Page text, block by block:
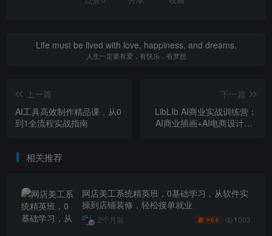
Life must be lived with love, happiness, and dreams.
人生一定要有爱，有快乐，有梦想
上一篇
AI工具高效制作精品课，从0
到1全流程实战指南
下一篇
LibLIb AI商业实战训练营：
AI商业插画+AI电商设计+AI
相关推荐
网店美工系统精英班，0基础学习，从软件实
操到店铺装修，轻松接单就业
2个月前 ￥6.6 1003